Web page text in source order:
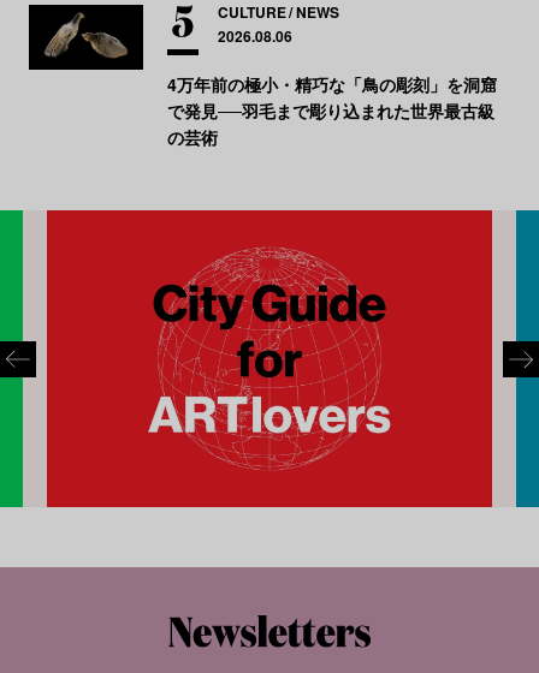
CULTURE NEWS
2026.08.06
4万年前の極小・精巧な「鳥の彫刻」を洞窟
で発見──羽毛まで彫り込まれた世界最古級
の芸術